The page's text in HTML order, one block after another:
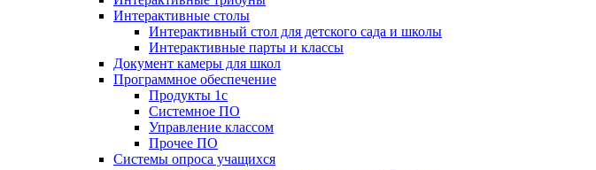
Интерактивные столы
Интерактивный стол для детского сада и школы
Интерактивные парты и классы
Документ камеры для школ
Программное обеспечение
Продукты 1с
Системное ПО
Управление классом
Прочее ПО
Системы опроса учащихся